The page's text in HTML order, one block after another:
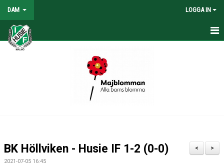
DAM LOGGA IN
HEM
MATCHER
>
<
BK Höllviken - Husie IF 1-2 (0-0)
2021-07-05 16:45